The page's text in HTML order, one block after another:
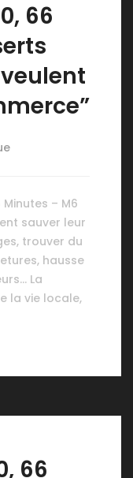
66
Minutes – M6
sauver leur
trouver du
hausse
La
la vie locale,
66